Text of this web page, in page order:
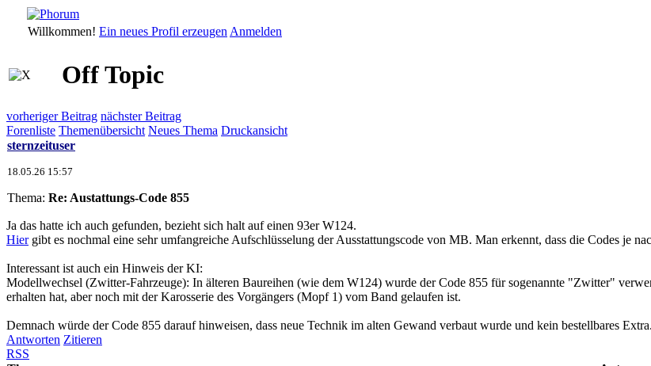
Willkommen! Ein neues Profil erzeugen Anmelden
Off Topic
vorheriger Beitrag nächster Beitrag
Forenliste Themenübersicht Neues Thema Druckansicht
sternzeituser
18.05.26 15:57
Thema: Re: Austattungs-Code 855
Ja das hatte ich auch gefunden, bezieht sich halt auf einen 93er W124.
Hiergibt es nochmal eine sehr umfangreiche Aufschlüsselung der Ausstattungscode von MB. Man erkennt, dass die Codes je
Interessant ist auch ein Hinweis der KI:
Modellwechsel (Zwitter-Fahrzeuge): In älteren Baureihen (wie dem W124) wurde der Code 855 für sogenannte "Zwitter"
erhalten hat, aber noch mit der Karosserie des Vorgängers (Mopf 1) vom Band gelaufen ist.
Demnach würde der Code 855 darauf hinweisen, dass neue Technik im alten Gewand verbaut wurde und kein bestellbares Extra.
Antworten Zitieren
RSS